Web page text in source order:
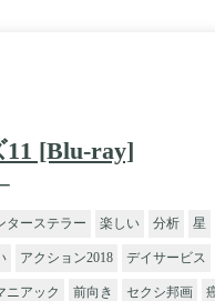
[Blu-ray]
ターステラー 楽しい 分析 星
アクション2018 デイサービス
ニアック 前向き セクシ邦画